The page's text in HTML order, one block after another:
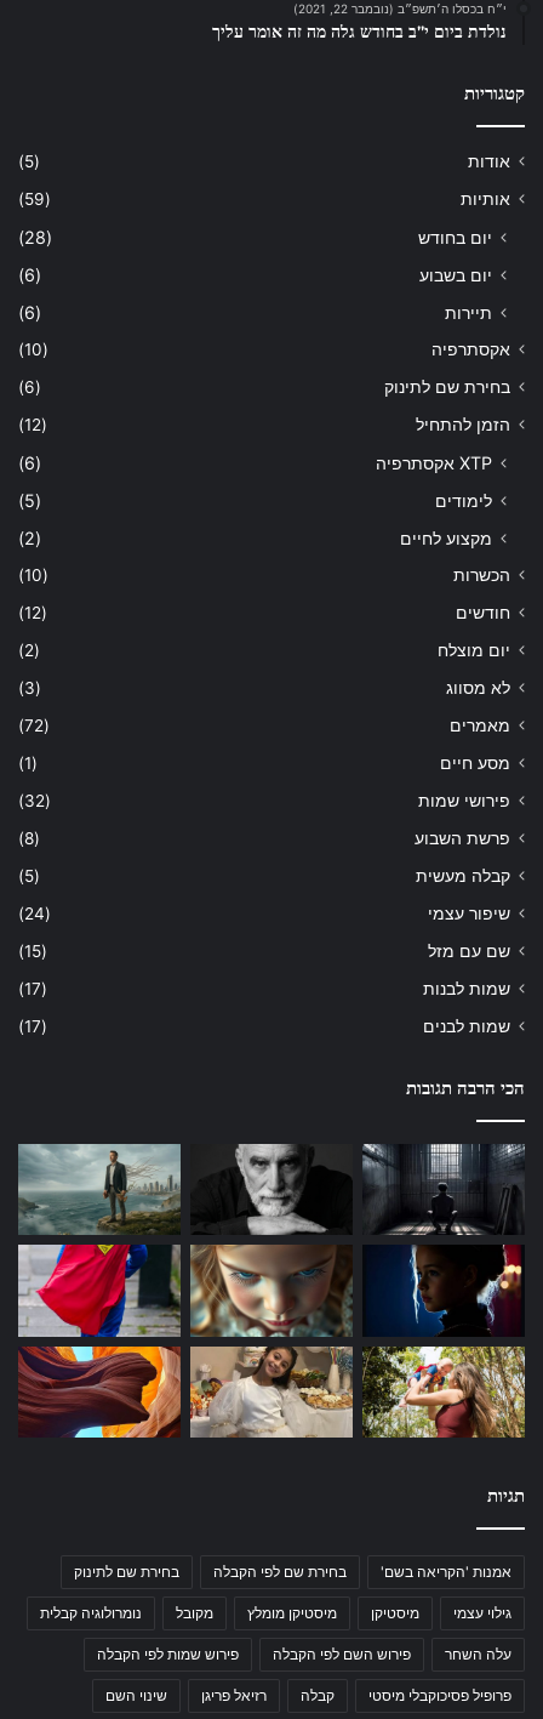
י״ח בכסלו ה׳תשפ״ב (נובמבר 22, 2021)
נולדת ביום י”ב בחודש גלה מה זה אומר עליך
קטגוריות
אודות
(5)
אותיות
(59)
יום בחודש
(28)
יום בשבוע
(6)
תיירות
(6)
אקסתרפיה
(10)
בחירת שם לתינוק
(6)
הזמן להתחיל
(12)
XTP אקסתרפיה
(6)
לימודים
(5)
מקצוע לחיים
(2)
הכשרות
(10)
חודשים
(12)
יום מוצלח
(2)
לא מסווג
(3)
מאמרים
(72)
מסע חיים
(1)
פירושי שמות
(32)
פרשת השבוע
(8)
קבלה מעשית
(5)
שיפור עצמי
(24)
שם עם מזל
(15)
שמות לבנות
(17)
שמות לבנים
(17)
הכי הרבה תגובות
תגיות
אמנות 'הקריאה בשם' בחירת שם לפי הקבלה בחירת שם לתינוק
גילוי עצמי מיסטיקן מיסטיקן מומלץ מקובל נומרולוגיה קבלית
עלה השחר פירוש השם לפי הקבלה פירוש שמות לפי הקבלה
פרופיל פסיכוקבלי מיסטי קבלה רזיאל פריגן שינוי השם